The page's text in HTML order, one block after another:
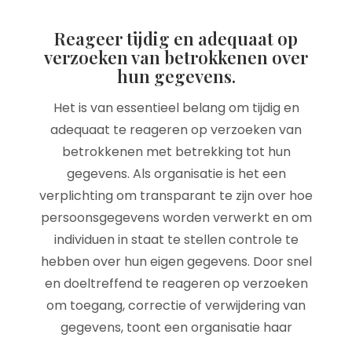
Reageer tijdig en adequaat op
verzoeken van betrokkenen over
hun gegevens.
Het is van essentieel belang om tijdig en
adequaat te reageren op verzoeken van
betrokkenen met betrekking tot hun
gegevens. Als organisatie is het een
verplichting om transparant te zijn over hoe
persoonsgegevens worden verwerkt en om
individuen in staat te stellen controle te
hebben over hun eigen gegevens. Door snel
en doeltreffend te reageren op verzoeken
om toegang, correctie of verwijdering van
gegevens, toont een organisatie haar